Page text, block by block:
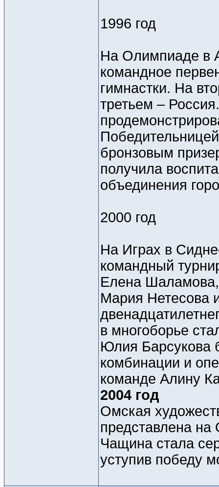
1996 год
На Олимпиаде в
командное
гимнастки. На
третьем –
бронзовым
получила
объединения
2000 год
На Играх в
командный
Елена
Мария Нетесова
в многоборье
Юлия Барсукова
комбинации и
команде Алину
2004 год
Омская
представлена
Чащина стала
уступив победу